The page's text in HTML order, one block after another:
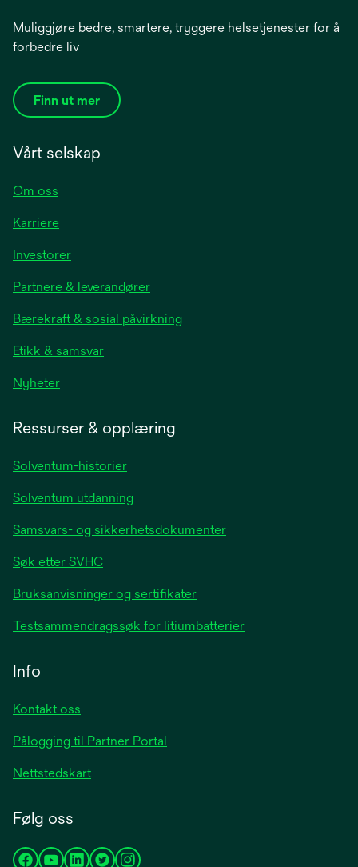
Muliggjøre bedre, smartere, tryggere helsetjenester for å
forbedre liv
Finn ut mer
Vårt selskap
Om oss
Karriere
Investoreropens
a
new
Partnere & leverandører
Bærekraft & sosial påvirkning
Etikk & samsvar
Nyheteropens
Ressurser & opplæring
Solventum-historier
Solventum utdanning
Samsvars- og sikkerhetsdokumenter
Søk etter SVHC
Bruksanvisninger og sertifikater
Testsammendragssøk for litiumbatterier
Info
Kontakt oss
Pålogging til Partner Portal
Nettstedskart
Følg oss